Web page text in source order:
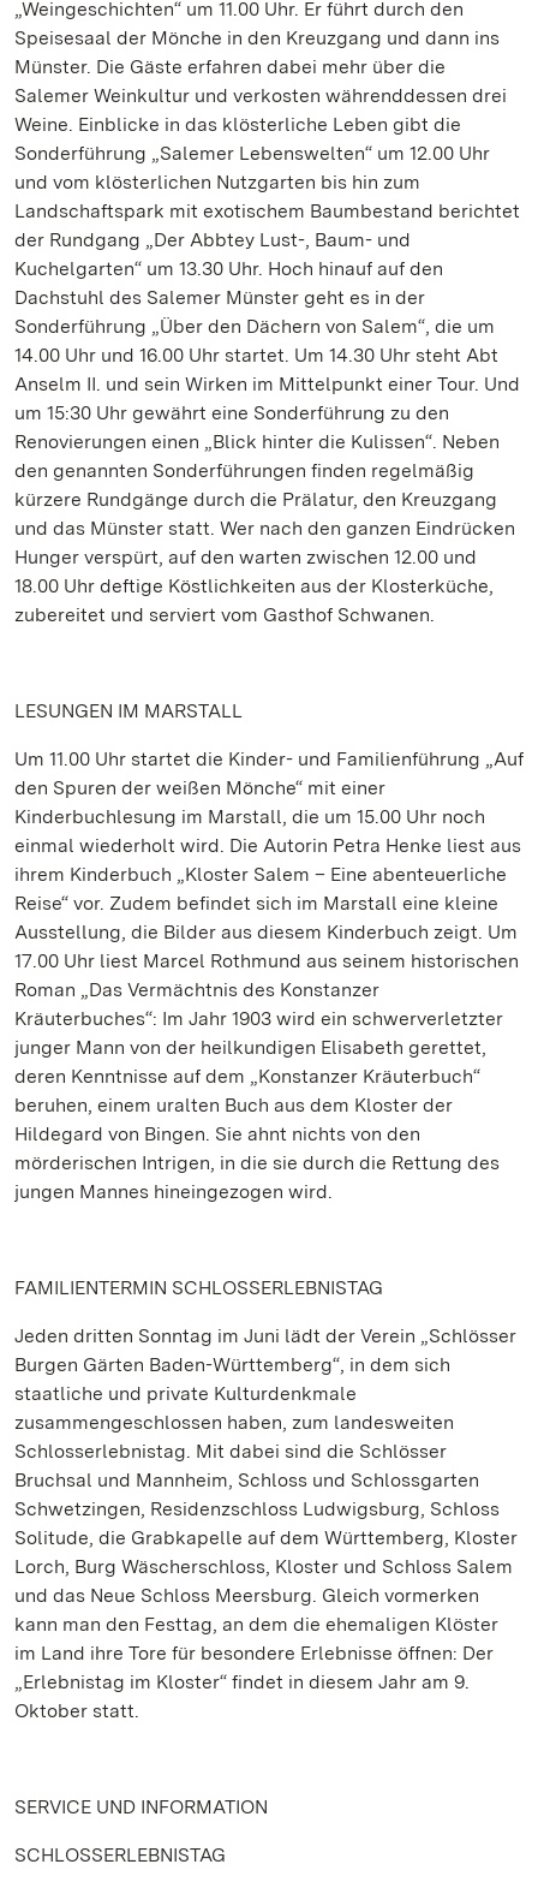
„Weingeschichten“ um 11.00 Uhr. Er führt durch den
Speisesaal der Mönche in den Kreuzgang und dann ins
Münster. Die Gäste erfahren dabei mehr über die
Salemer Weinkultur und verkosten währenddessen drei
Weine. Einblicke in das klösterliche Leben gibt die
Sonderführung „Salemer Lebenswelten“ um 12.00 Uhr
und vom klösterlichen Nutzgarten bis hin zum
Landschaftspark mit exotischem Baumbestand berichtet
der Rundgang „Der Abbtey Lust-, Baum- und
Kuchelgarten“ um 13.30 Uhr. Hoch hinauf auf den
Dachstuhl des Salemer Münster geht es in der
Sonderführung „Über den Dächern von Salem“, die um
14.00 Uhr und 16.00 Uhr startet. Um 14.30 Uhr steht Abt
Anselm II. und sein Wirken im Mittelpunkt einer Tour. Und
um 15:30 Uhr gewährt eine Sonderführung zu den
Renovierungen einen „Blick hinter die Kulissen“. Neben
den genannten Sonderführungen finden regelmäßig
kürzere Rundgänge durch die Prälatur, den Kreuzgang
und das Münster statt. Wer nach den ganzen Eindrücken
Hunger verspürt, auf den warten zwischen 12.00 und
18.00 Uhr deftige Köstlichkeiten aus der Klosterküche,
zubereitet und serviert vom Gasthof Schwanen.
LESUNGEN IM MARSTALL
Um 11.00 Uhr startet die Kinder- und Familienführung „Auf
den Spuren der weißen Mönche“ mit einer
Kinderbuchlesung im Marstall, die um 15.00 Uhr noch
einmal wiederholt wird. Die Autorin Petra Henke liest aus
ihrem Kinderbuch „Kloster Salem – Eine abenteuerliche
Reise“ vor. Zudem befindet sich im Marstall eine kleine
Ausstellung, die Bilder aus diesem Kinderbuch zeigt. Um
17.00 Uhr liest Marcel Rothmund aus seinem historischen
Roman „Das Vermächtnis des Konstanzer
Kräuterbuches“: Im Jahr 1903 wird ein schwerverletzter
junger Mann von der heilkundigen Elisabeth gerettet,
deren Kenntnisse auf dem „Konstanzer Kräuterbuch“
beruhen, einem uralten Buch aus dem Kloster der
Hildegard von Bingen. Sie ahnt nichts von den
mörderischen Intrigen, in die sie durch die Rettung des
jungen Mannes hineingezogen wird.
FAMILIENTERMIN SCHLOSSERLEBNISTAG
Jeden dritten Sonntag im Juni lädt der Verein „Schlösser
Burgen Gärten Baden-Württemberg“, in dem sich
staatliche und private Kulturdenkmale
zusammengeschlossen haben, zum landesweiten
Schlosserlebnistag. Mit dabei sind die Schlösser
Bruchsal und Mannheim, Schloss und Schlossgarten
Schwetzingen, Residenzschloss Ludwigsburg, Schloss
Solitude, die Grabkapelle auf dem Württemberg, Kloster
Lorch, Burg Wäscherschloss, Kloster und Schloss Salem
und das Neue Schloss Meersburg. Gleich vormerken
kann man den Festtag, an dem die ehemaligen Klöster
im Land ihre Tore für besondere Erlebnisse öffnen: Der
„Erlebnistag im Kloster“ findet in diesem Jahr am 9.
Oktober statt.
SERVICE UND INFORMATION
SCHLOSSERLEBNISTAG